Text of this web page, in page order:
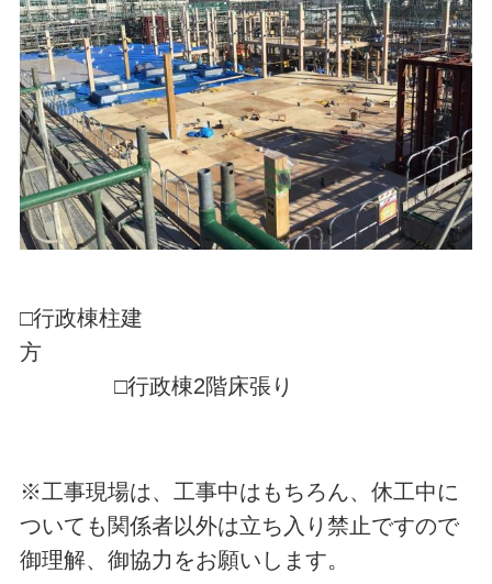
□行政棟柱建
方
□行政棟2階床張り
※工事現場は、工事中はもちろん、休工中に
ついても関係者以外は立ち入り禁止ですので
御理解、御協力をお願いします。